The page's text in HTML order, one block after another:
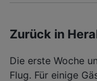
Zurück in
Die erste Woche
Flug. Für einige